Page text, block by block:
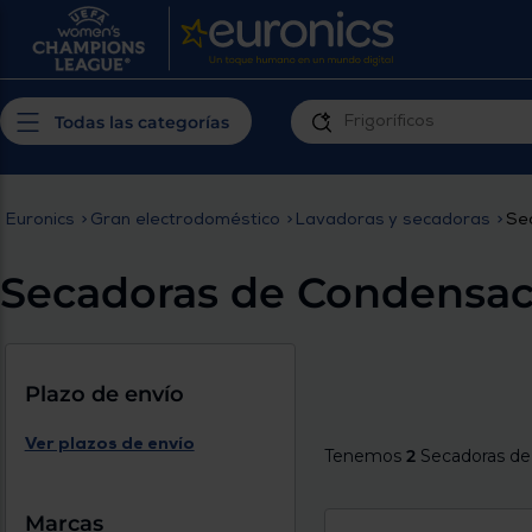
Personaliza tu
ti y con mejor plazo de entrega
Todas las categorías
Euronics > Gran electrodoméstico > Lavadoras y secadoras >
Secadoras de
Plazo de envío
Ver plazos de envío
Marcas
Tenemos 2Secadoras